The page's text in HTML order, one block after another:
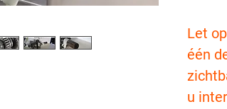
Let
één
u